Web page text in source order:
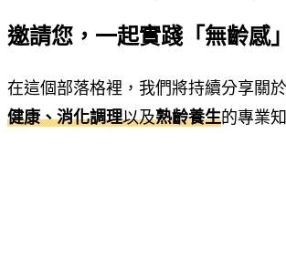
邀請您，一起實踐「無齡感
在這個部落格裡，我們將持續分享關於
健康、消化調理以及熟齡養生的專業